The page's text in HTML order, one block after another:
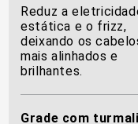
Reduz a
estática e o frizz,
deixando os
mais alinhados e
brilhantes.
Grade com